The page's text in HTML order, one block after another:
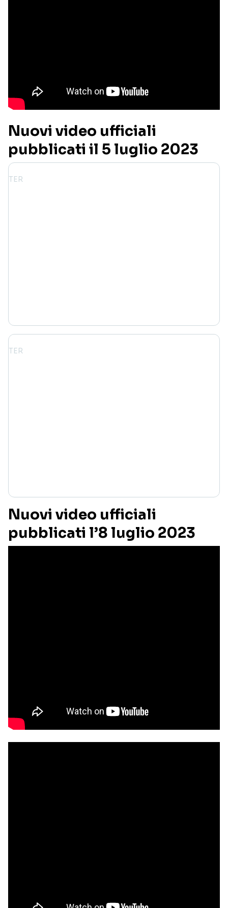
Nuovi video ufficiali
pubblicati il 5 luglio 2023
Nuovi video ufficiali
pubblicati l’8 luglio 2023